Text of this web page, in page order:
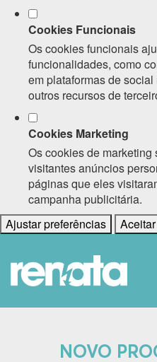
Cookies Funcionais
Os cookies funcionais
funcionalidades, como
em plataformas de
outros recursos de
Cookies Marketing
Os cookies de
visitantes anúncios
páginas que eles
campanha publicitária.
Ajustar preferências
NOVO